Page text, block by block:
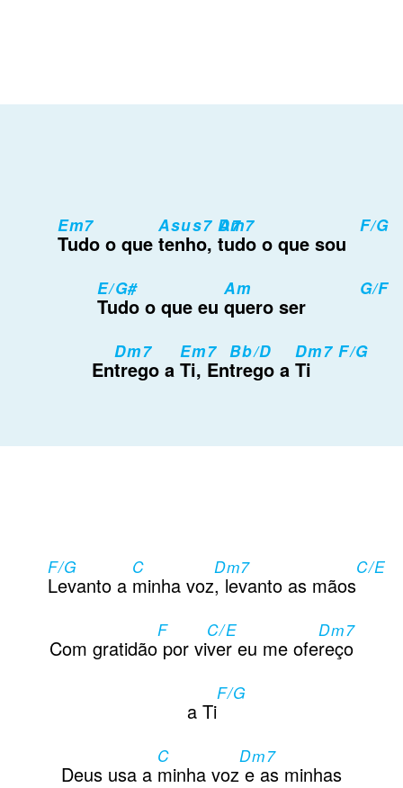
Em7
Tudo o que
Asus7 A7
tenho,
Dm7
tudo o que sou
F/G
G/F
E/G#
Tudo o que eu
Am
quero ser
En
Dm7
trego a
Em7
Ti, En
Bb/D
trego a
Dm7 F/G
Ti
F/G
Levanto a
C
minha voz
Dm7
, levanto as mãos
C/E
Com gratidão
F
por vi
C/E
ver eu me ofe
Dm7
reço
a Ti
F/G
Deus usa a
C
minha voz
Dm7
e as minhas